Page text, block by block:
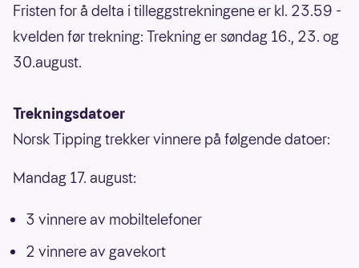
Fristen for å delta i tilleggstrekningene er kl. 23.59 -
kvelden før trekning: Trekning er søndag 16., 23. og
30.august.
Trekningsdatoer
Norsk Tipping trekker vinnere på følgende datoer:
Mandag 17. august:
3 vinnere av mobiltelefoner
2 vinnere av gavekort